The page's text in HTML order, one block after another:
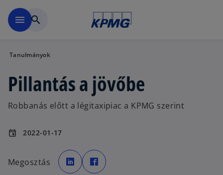
menu search
Tanulmányok
Pillantás a jövőbe
Robbanás előtt a légitaxipiac a KPMG szerint
event 2022-01-17
Megosztás
o
p
e
n
p
e